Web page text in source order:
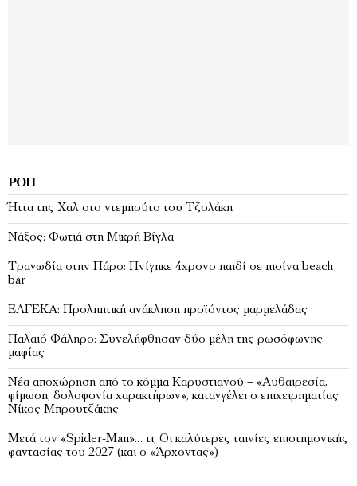
ΡΟΉ
Ήττα της Χαλ στο ντεμπούτο του Τζολάκη
Νάξος: Φωτιά στη Μικρή Βίγλα
Tραγωδία στην Πάρο: Πνίγηκε 4χρονο παιδί σε πισίνα beach
bar
ΕΛΓΕΚΑ: Προληπτική ανάκληση προϊόντος μαρμελάδας
Παλαιό Φάληρο: Συνελήφθησαν δύο μέλη της ρωσόφωνης
μαφίας
Νέα αποχώρηση από το κόμμα Καρυστιανού – «Αυθαιρεσία,
φίμωση, δολοφονία χαρακτήρων», καταγγέλει ο επιχειρηματίας
Νίκος Μπρουτζάκης
Μετά τον «Spider-Man»… τι; Oι καλύτερες ταινίες επιστημονικής
φαντασίας του 2027 (και ο «Άρχοντας»)